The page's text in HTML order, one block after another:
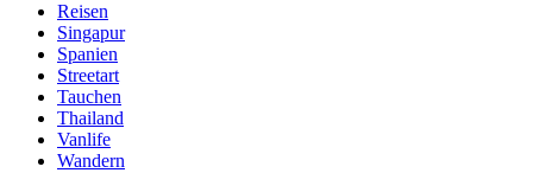
Reisen
Singapur
Spanien
Streetart
Tauchen
Thailand
Vanlife
Wandern